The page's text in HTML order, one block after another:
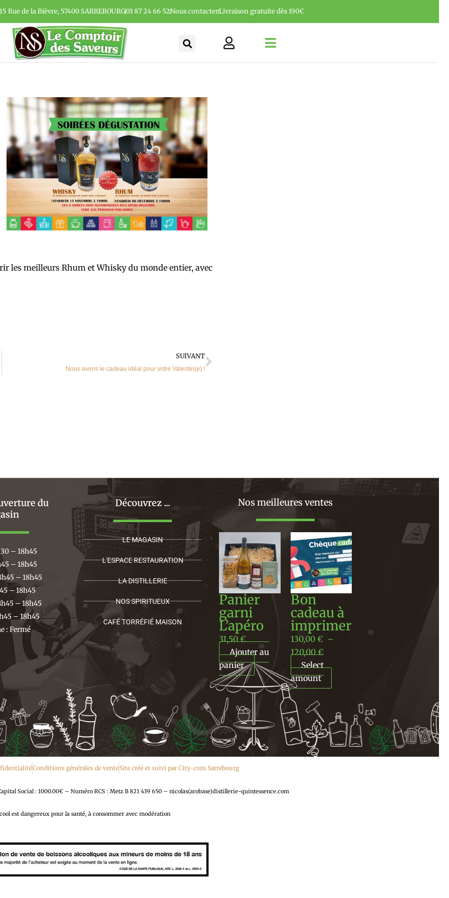
Rue de la Bièvre, 57400 SARREBOURG03 87 24 66 52Nous contacterLivraison gratuite dès 190€
les meilleurs Rhum et Whisky du monde entier, avec
SUIVANT
Nous avons le cadeau idéal pour votre Valentin(e) !
Suivant
du
– 18h45
– 18h45
– 18h45
– 18h45
– 18h45
– 18h45
: Fermé
Découvrez ...
LE MAGASIN
L'ESPACE RESTAURATION
LA DISTILLERIE
NOS SPIRITUEUX
CAFÉ TORRÉFIÉ MAISON
Nos meilleures ventes
Panier
garni
L’apéro
31,50€
Ajouter au
panier
Bon
cadeau à
imprimer
130,00 € –
120,00€
Plage
de
prix :
130,00 €
Select
amount
Conditions générales de venteSite créé et suivi par City-com Sarrebourg
Social : 1000.00€ – Numéro RCS : Metz B 821 439 650 – nicolas(arobase)distillerie-quintessence.com
est dangereux pour la santé, à consommer avec modération